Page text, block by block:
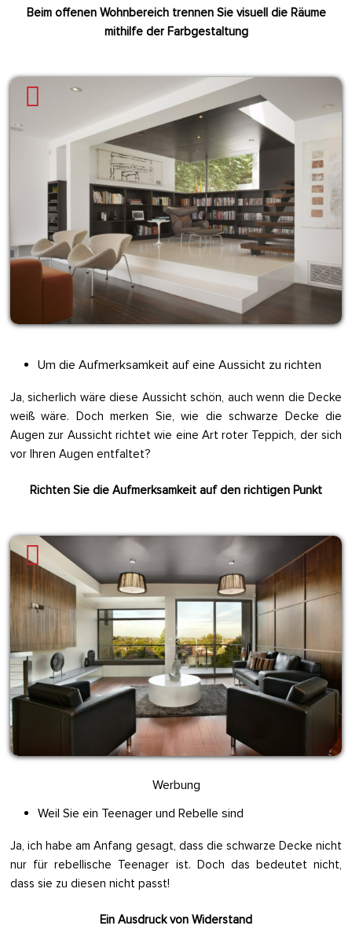
Beim offenen Wohnbereich trennen Sie visuell die Räume
mithilfe der Farbgestaltung
Um die Aufmerksamkeit auf eine Aussicht zu richten
Ja, sicherlich wäre diese Aussicht schön, auch wenn die Decke
weiß wäre. Doch merken Sie, wie die schwarze Decke die
Augen zur Aussicht richtet wie eine Art roter Teppich, der sich
vor Ihren Augen entfaltet?
Richten Sie die Aufmerksamkeit auf den richtigen Punkt
Werbung
Weil Sie ein Teenager und Rebelle sind
Ja, ich habe am Anfang gesagt, dass die schwarze Decke nicht
nur für rebellische Teenager ist. Doch das bedeutet nicht,
dass sie zu diesen nicht passt!
Ein Ausdruck von Widerstand